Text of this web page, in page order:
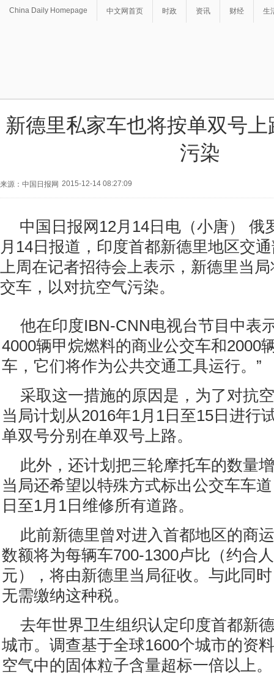
China Daily Homepage 中文网首页 时政 资讯 财经 生
新德里私家车也将按单双号
污染
来源：中国日报网 2015-12-14 08:27:09
中国日报网12月14日电（小唐） 俄
月14日报道，印度首都新德里地区交
上周在记者招待会上表示，新德里当
交车，以对抗空气污染。
他在印度IBN-CNN电视台节目中表
4000辆甲烷燃料的商业公交车和2000
车，它们将作为公共交通工具运行。”
采取这一措施的原因是，为了对抗
当局计划从2016年1月1日至15日进行
单双号分别在单双号上路。
此外，还计划把三轮摩托车的数量
当局还希望以特殊方式标出公交车车
日至1月1日维修所有道路。
此前新德里曾对进入首都地区的商
数额将为每辆车700-1300卢比（约合
元），将由新德里当局征收。与此同
无需缴纳这种税。
去年世界卫生组织认定印度首都新
城市。调查基于全球1600个城市的资
空气中的固体粒子含量超标一倍以上。